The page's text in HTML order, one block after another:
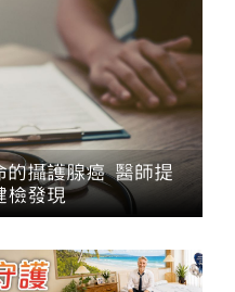
的攝護腺癌 醫師提
檢發現